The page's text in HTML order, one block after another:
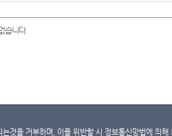
습니다.
것을 거부하며, 이를 위반할 시 정보통신망법에 의